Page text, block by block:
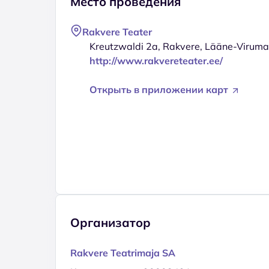
Rakvere Teater
Kreutzwaldi 2a, Rakvere, Lääne-
http://www.rakvereteater.ee/
Открыть в приложении карт
Организатор
Rakvere Teatrimaja SA